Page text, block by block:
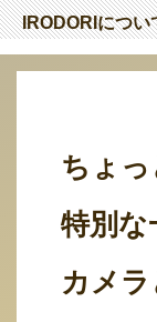
IRODORIについ
ちょ
特別な
カメ